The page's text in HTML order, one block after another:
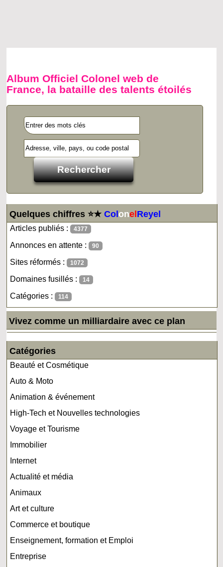
Album Officiel Colonel web de
France, la bataille des talents étoilés
Quelques chiffres ⭐★ColonelReyel
Articles publiés : 4377
Annonces en attente : 90
Sites réformés : 1072
Domaines fusillés : 14
Catégories : 114
Vivez comme un milliardaire avec ce plan
Catégories
Beauté et Cosmétique
Auto & Moto
Animation & événement
High-Tech et Nouvelles technologies
Voyage et Tourisme
Immobilier
Internet
Actualité et média
Animaux
Art et culture
Commerce et boutique
Enseignement, formation et Emploi
Entreprise